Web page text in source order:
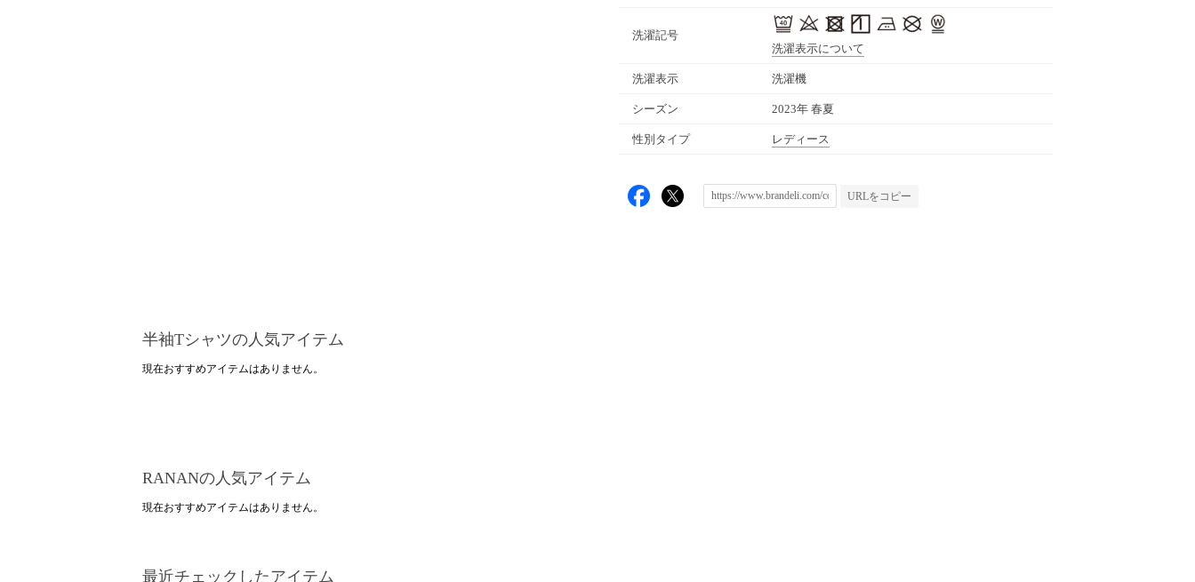
洗濯記号
洗濯表示について
洗濯表示 洗濯機
シーズン 2023年 春夏
性別タイプ レディース
URLをコピー
半袖Tシャツの人気アイテム
現在おすすめアイテムはありません。
RANANの人気アイテム
現在おすすめアイテムはありません。
最近チェックしたアイテム